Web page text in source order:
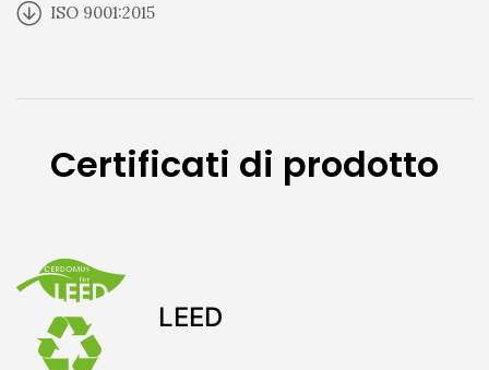
ISO 9001:2015
Certificati di prodotto
LEED